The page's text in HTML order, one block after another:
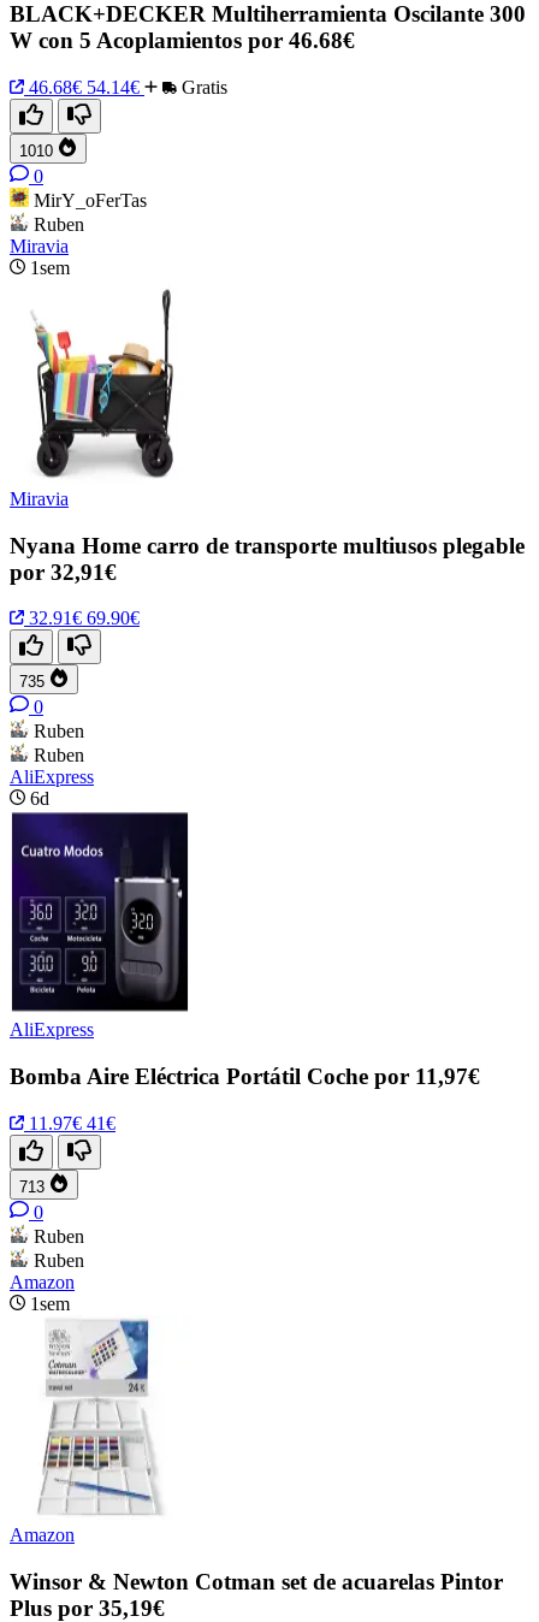
BLACK+DECKER Multiherramienta Oscilante 300
W con 5 Acoplamientos por 46.68€
46.68€ 54.14€ Gratis
1010
0
MirY_oFerTas
Ruben
Miravia
1sem
Miravia
Nyana Home carro de transporte multiusos plegable
por 32,91€
32.91€ 69.90€
735
0
Ruben
Ruben
AliExpress
6d
AliExpress
Bomba Aire Eléctrica Portátil Coche por 11,97€
11.97€ 41€
713
0
Ruben
Ruben
Amazon
1sem
Amazon
Winsor & Newton Cotman set de acuarelas Pintor
Plus por 35,19€